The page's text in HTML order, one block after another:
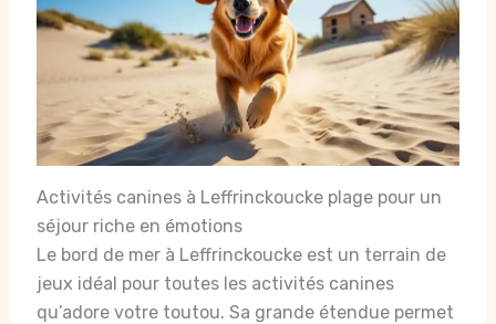
Activités canines à Leffrinckoucke plage pour un
séjour riche en émotions
Le bord de mer à Leffrinckoucke est un terrain de
jeux idéal pour toutes les activités canines
qu’adore votre toutou. Sa grande étendue permet